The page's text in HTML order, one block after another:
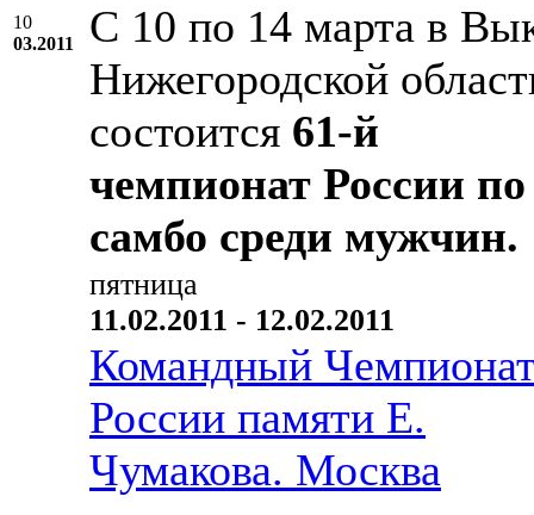
10
03.2011
С 10 по 14 марта в
Нижегородской
состоится 61-й
чемпионат России по
самбо среди мужчин.
пятница
11.02.2011 - 12.02.2011
Командный
России памяти Е.
Чумакова. Москва